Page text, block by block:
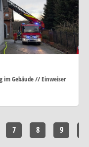
im Gebäude // Einweiser
7 8 9